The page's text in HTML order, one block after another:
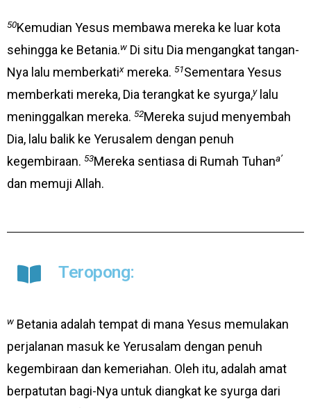
50Kemudian Yesus membawa mereka ke luar kota
sehingga ke Betania.w Di situ Dia mengangkat tangan-
Nya lalu memberkatix mereka. 51Sementara Yesus
memberkati mereka, Dia terangkat ke syurga,ylalu
meninggalkan mereka. 52Mereka sujud menyembah
Dia, lalu balik ke Yerusalem dengan penuh
kegembiraan. 53Mereka sentiasa di Rumah Tuhana’
dan memuji Allah.
Teropong:
w Betania adalah tempat di mana Yesus memulakan
perjalanan masuk ke Yerusalam dengan penuh
kegembiraan dan kemeriahan. Oleh itu, adalah amat
berpatutan bagi-Nya untuk diangkat ke syurga dari